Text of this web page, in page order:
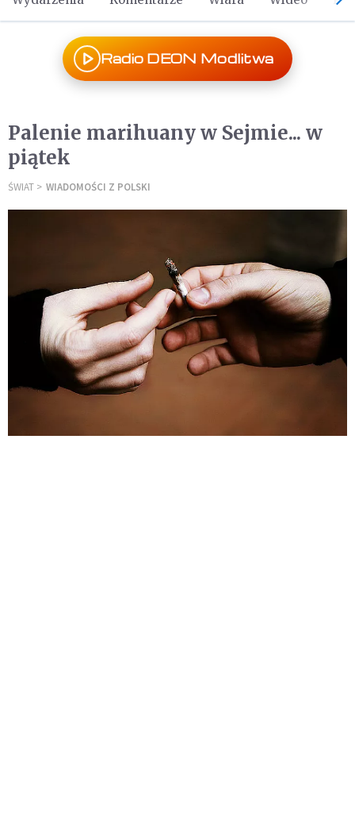
Radio DEON Modlitwa
Palenie marihuany w Sejmie... w
piątek
ŚWIAT WIADOMOŚCI Z POLSKI